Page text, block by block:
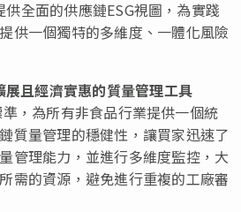
全面的供應鏈ESG視圖，為實踐
供一個獨特的多維度、一體化風險
展且經濟實惠的質量管理工具
，為所有非食品行業提供一個統
質量管理的穩健性，讓買家迅速了
管理能力，並進行多維度監控，大
需的資源，避免進行重複的工廠審